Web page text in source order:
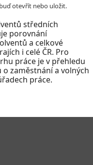
otevřít nebo uložit.
středních
porovnání
a celkové
i celé ČR. Pro
práce je v přehledu
zaměstnání a volných
práce.